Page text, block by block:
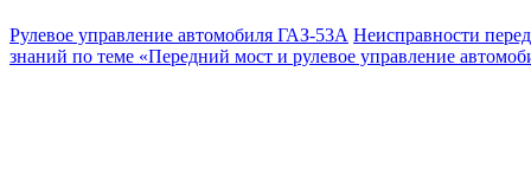
Рулевое управление автомобиля ГАЗ-53А Неисправности
знаний по теме «Передний мост и рулевое управление